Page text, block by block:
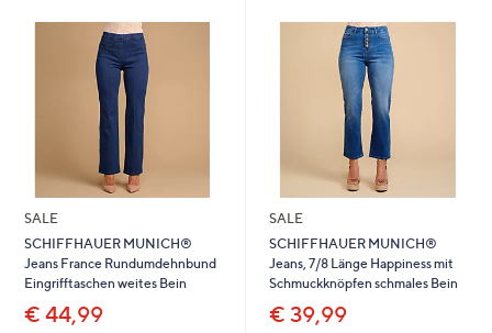
SALE
SCHIFFHAUER MUNICH®
Jeans France Rundumdehnbund
Eingrifftaschen weites Bein
€ 44,99
SALE
SCHIFFHAUER MUNICH®
Jeans, 7/8 Länge Happiness mit
Schmuckknöpfen schmales Bein
€ 39,99